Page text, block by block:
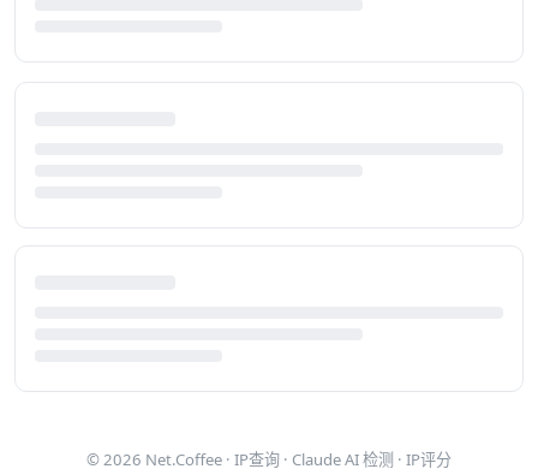
© 2026 Net.Coffee · IP查询 · Claude AI 检测 · IP评分